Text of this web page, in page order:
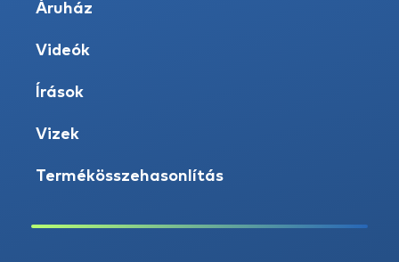
Áruház
Videók
Írások
Vizek
Termékösszehasonlítás